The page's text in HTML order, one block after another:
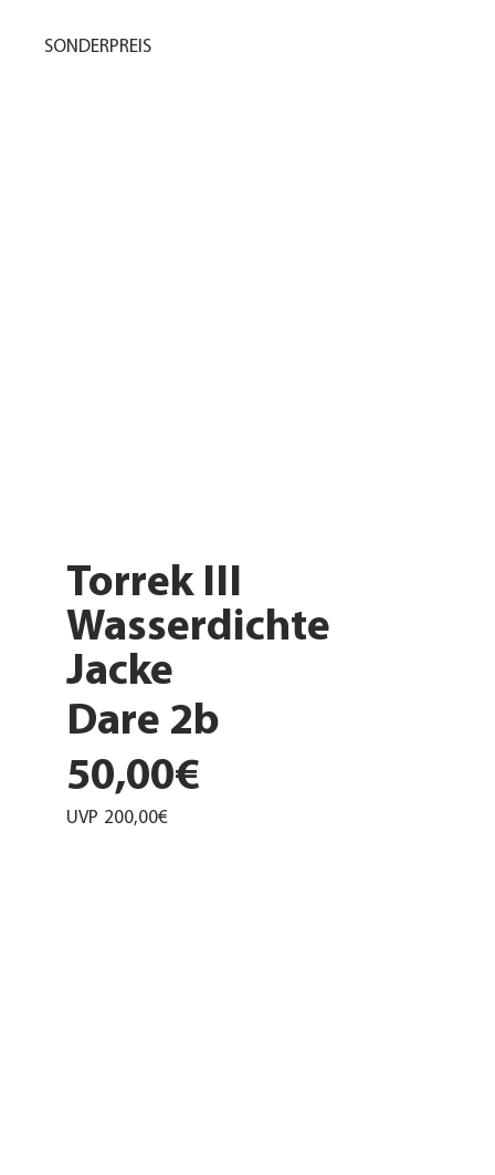
Torrek III
Wasserdichte
Jacke
Dare 2b
50,00€
UVP 200,00€
SONDERPREIS